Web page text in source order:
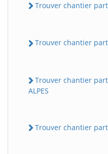
Trouver chantier
Trouver chantier
Trouver chantier
ALPES
Trouver chantier